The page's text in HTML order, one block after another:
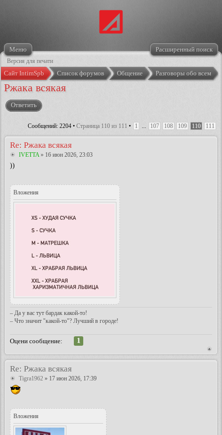
Меню Расширенный поиск
Версия для печати
Сайт IntimSpb Список форумов Общение Разговоры обо всем
Ржака всякая
Ответить
Сообщений: 2204 • Страница 110 из 111 • 1 ... 107 108 109 110 111
Re: Ржака всякая
IVETTA» 16 июн 2026, 23:03
))
Вложения
– Да у вас тут бардак какой-то!
– Что значит "какой-то"? Лучший в городе!
Оцени сообщение:
1
Re: Ржака всякая
Tigra1962 » 17 июн 2026, 17:39
Вложения